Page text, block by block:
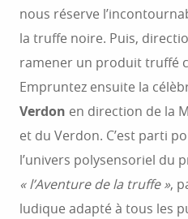
nous réserve
la truffe noire. Puis,
ramener un produit truffé
Empruntez ensuite la
Verdon en direction de la
et du Verdon. C’est parti
l’univers polysensoriel du
« l’Aventure de la truffe »,
ludique adapté à tous les